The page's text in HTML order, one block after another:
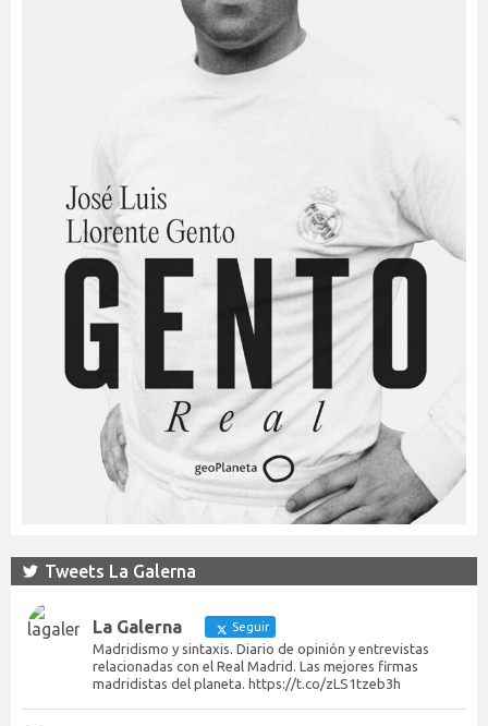
Tweets La Galerna
La Galerna Seguir
Madridismo y sintaxis. Diario de opinión y entrevistas
relacionadas con el Real Madrid. Las mejores firmas
madridistas del planeta. https://t.co/zLS1tzeb3h